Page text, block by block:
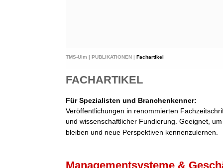
TMS-Ulm | PUBLIKATIONEN | Fachartikel
FACHARTIKEL
Für Spezialisten und Branchenkenner:
Veröffentlichungen in renommierten
und wissenschaftlicher Fundierung. Geeignet,
bleiben und neue Perspektiven kennenzulernen.
Managementsysteme &